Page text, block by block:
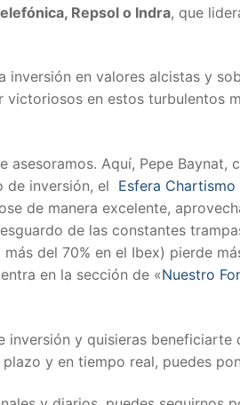
Repsol o Indra, que
inversión en valores alcistas y
en estos turbulentos
Aquí, Pepe Baynat,
de inversión, el Esfera
de manera excelente,
de las constantes
del 70% en el Ibex) pierde
en la sección de «Nuestro
y quisieras
y en tiempo real, puedes